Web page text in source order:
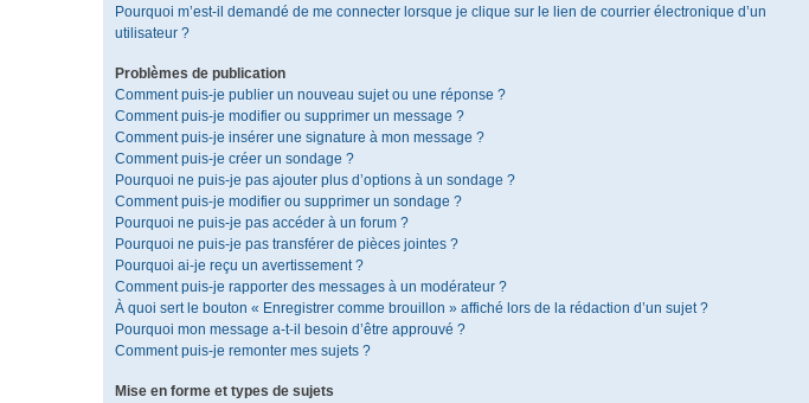
Pourquoi m’est-il demandé de me connecter lorsque je clique sur le lien de courrier électronique d’un
utilisateur ?
Problèmes de publication
Comment puis-je publier un nouveau sujet ou une réponse ?
Comment puis-je modifier ou supprimer un message ?
Comment puis-je insérer une signature à mon message ?
Comment puis-je créer un sondage ?
Pourquoi ne puis-je pas ajouter plus d’options à un sondage ?
Comment puis-je modifier ou supprimer un sondage ?
Pourquoi ne puis-je pas accéder à un forum ?
Pourquoi ne puis-je pas transférer de pièces jointes ?
Pourquoi ai-je reçu un avertissement ?
Comment puis-je rapporter des messages à un modérateur ?
À quoi sert le bouton « Enregistrer comme brouillon » affiché lors de la rédaction d’un sujet ?
Pourquoi mon message a-t-il besoin d’être approuvé ?
Comment puis-je remonter mes sujets ?
Mise en forme et types de sujets